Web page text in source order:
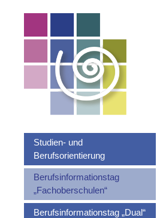
Navigation
überspringen
Studien- und
Berufsorientierung
Berufsinformationstag
„Fachoberschulen“
Berufsinformationstag „Dual“